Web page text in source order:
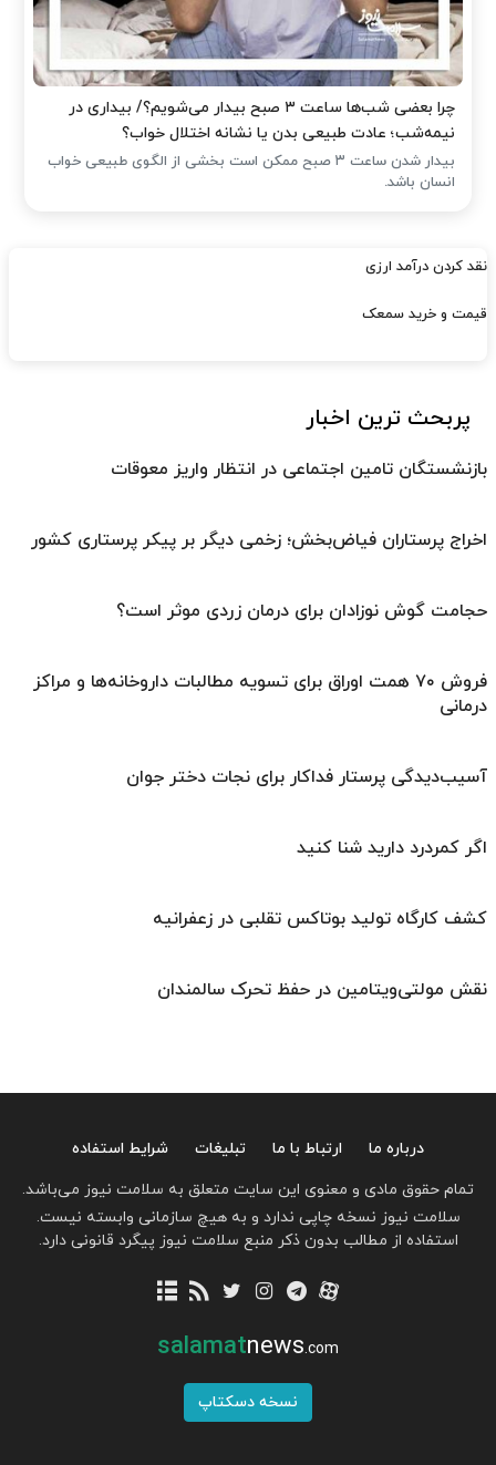
چرا بعضی شب‌ها ساعت ۳ صبح بیدار می‌شویم؟/ بیداری در
نیمه‌شب؛ عادت طبیعی بدن یا نشانه اختلال خواب؟
بیدار شدن ساعت ۳ صبح ممکن است بخشی از الگوی طبیعی خواب
انسان باشد.
نقد کردن درآمد ارزی
قیمت و خرید سمعک
پربحث ترین اخبار
بازنشستگان تامین اجتماعی در انتظار واریز معوقات
اخراج پرستاران فیاض‌بخش؛ زخمی دیگر بر پیکر پرستاری کشور
حجامت گوش نوزادان برای درمان زردی موثر است؟
فروش ۷۰ همت اوراق برای تسویه مطالبات داروخانه‌ها و مراکز
درمانی
آسیب‌دیدگی پرستار فداکار برای نجات دختر جوان
اگر کمردرد دارید شنا کنید
کشف کارگاه تولید بوتاکس تقلبی در زعفرانیه
نقش مولتی‌ویتامین در حفظ تحرک سالمندان
درباره ما ارتباط با ما تبلیغات
شرایط استفاده
تمام حقوق مادی و معنوی این سایت متعلق به سلامت نیوز می‌باشد.
سلامت نیوز نسخه چاپی ندارد و به هیچ سازمانی وابسته نیست.
استفاده از مطالب بدون ذکر منبع سلامت نیوز پیگرد قانونی دارد.
salamatnews.com
نسخه دسکتاپ